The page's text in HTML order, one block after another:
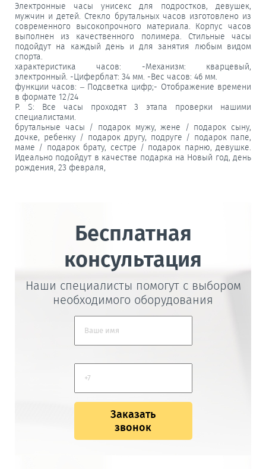
Электронные часы унисекс для подростков, девушек,
мужчин и детей. Стекло брутальных часов изготовлено из
современного высокопрочного материала. Корпус часов
выполнен из качественного полимера. Стильные часы
подойдут на каждый день и для занятия любым видом
спорта.
характеристика часов: -Механизм: кварцевый,
электронный. -Циферблат: 34 мм. -Вес часов: 46 мм.
функции часов: – Подсветка цифр;- Отображение времени
в формате 12/24
P. S: Все часы проходят 3 этапа проверки нашими
специалистами.
брутальные часы / подарок мужу, жене / подарок сыну,
дочке, ребенку / подарок другу, подруге / подарок папе,
маме / подарок брату, сестре / подарок парню, девушке.
Идеально подойдут в качестве подарка на Новый год, день
рождения, 23 февраля,
Бесплатная
консультация
Наши специалисты помогут с выбором
необходимого оборудования
Заказать
звонок